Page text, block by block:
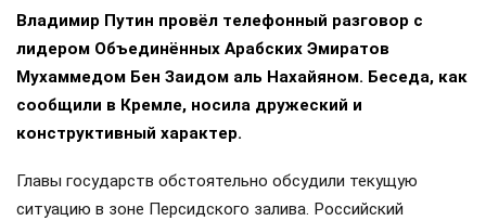
Владимир Путин провёл телефонный разговор с
лидером Объединённых Арабских Эмиратов
Мухаммедом Бен Заидом аль Нахайяном. Беседа, как
сообщили в Кремле, носила дружеский и
конструктивный характер.
Главы государств обстоятельно обсудили текущую
ситуацию в зоне Персидского залива. Российский